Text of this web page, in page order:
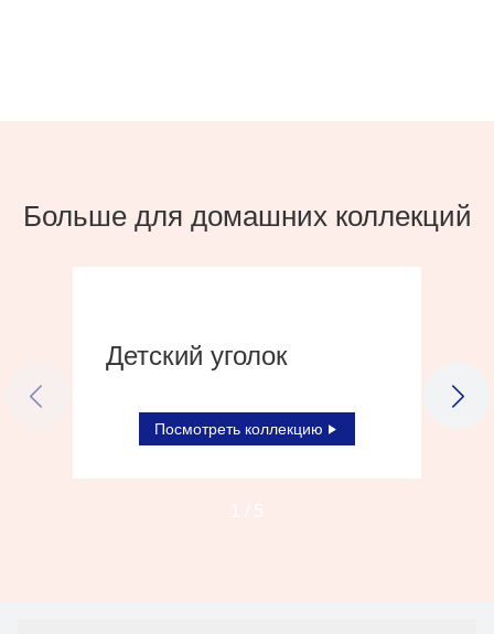
Больше для домашних коллекций
Детский уголок
Посмотреть коллекцию
PREVIOUS SLIDE